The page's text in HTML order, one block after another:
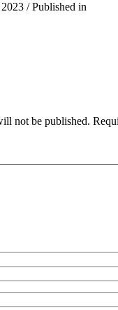
/Published in
not be published.